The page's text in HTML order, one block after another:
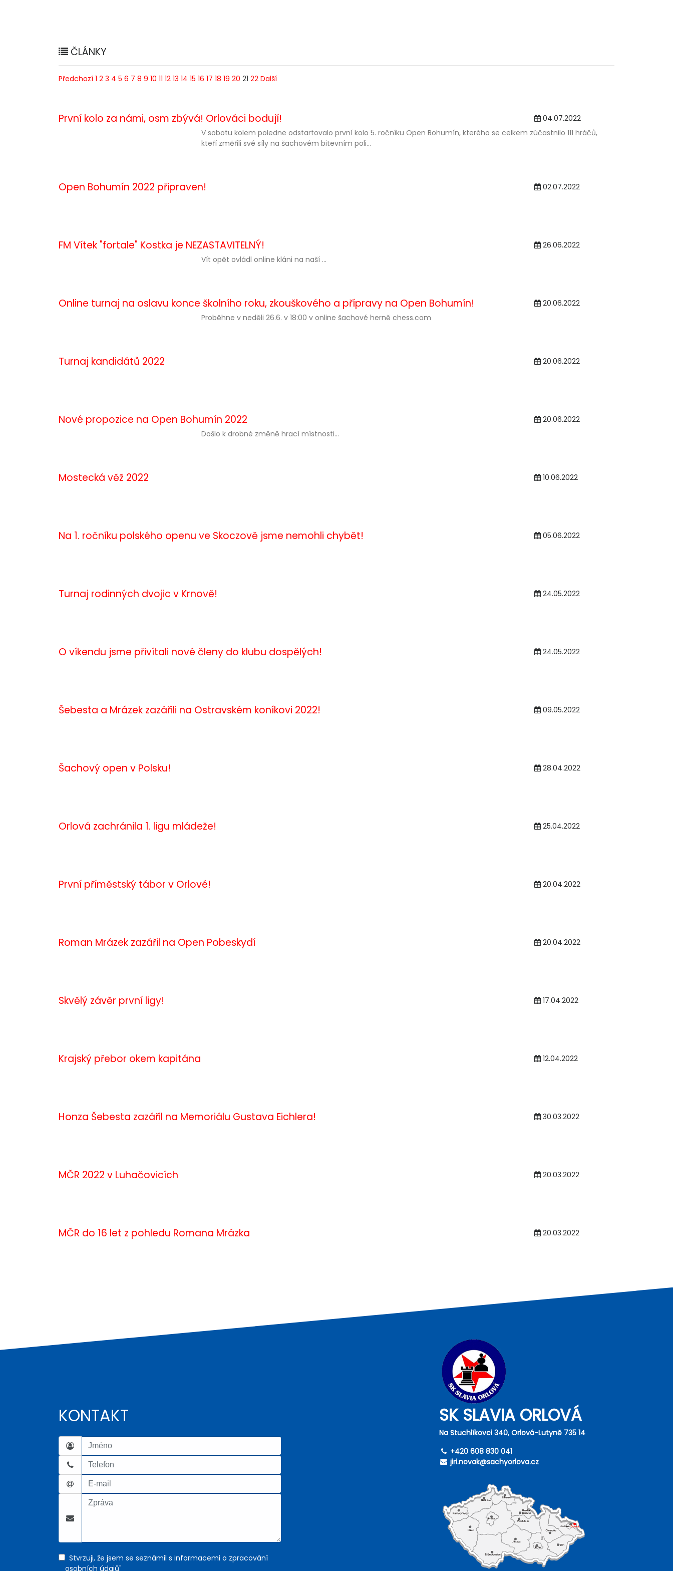
ČLÁNKY
Předchozí 1 2 3 4 5 6 7 8 9 10 11 12 13 14 15 16 17 18 19 20 21 22 Další
První kolo za námi, osm zbývá! Orlováci bodují!
04.07.2022
V sobotu kolem poledne odstartovalo první kolo 5. ročníku Open Bohumín, kterého se celkem zúčastnilo 111 hráčů,
kteří změřili své síly na šachovém bitevním poli...
Open Bohumín 2022 připraven! 02.07.2022
FM Vítek "fortale" Kostka je NEZASTAVITELNÝ!
26.06.2022
Vít opět ovládl online kláni na naší ...
Online turnaj na oslavu konce školního roku, zkouškového a přípravy na Open Bohumín!
20.06.2022
Proběhne v neděli 26.6. v 18:00 v online šachové herně chess.com
Turnaj kandidátů 2022 20.06.2022
Nové propozice na Open Bohumín 2022
20.06.2022
Došlo k drobné změně hrací místnosti...
Mostecká věž 2022 10.06.2022
Na 1. ročníku polského openu ve Skoczově jsme nemohli chybět! 05.06.2022
Turnaj rodinných dvojic v Krnově! 24.05.2022
O víkendu jsme přivítali nové členy do klubu dospělých! 24.05.2022
Šebesta a Mrázek zazářili na Ostravském koníkovi 2022! 09.05.2022
Šachový open v Polsku! 28.04.2022
Orlová zachránila 1. ligu mládeže! 25.04.2022
První příměstský tábor v Orlové! 20.04.2022
Roman Mrázek zazářil na Open Pobeskydí 20.04.2022
Skvělý závěr první ligy! 17.04.2022
Krajský přebor okem kapitána 12.04.2022
Honza Šebesta zazářil na Memoriálu Gustava Eichlera! 30.03.2022
MČR 2022 v Luhačovicích 20.03.2022
MČR do 16 let z pohledu Romana Mrázka 20.03.2022
KONTAKT
Stvrzuji, že jsem se seznámil s informacemi o zpracování
osobních údajů"
SK SLAVIA ORLOVÁ
Na Stuchlíkovci 340, Orlová-Lutyně 735 14
+420 608 830 041
jiri.novak@sachyorlova.cz